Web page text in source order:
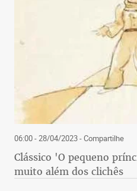
06:00 - 28/04/2023- Compartilhe
Clássico 'O pequeno
muito além dos clichês